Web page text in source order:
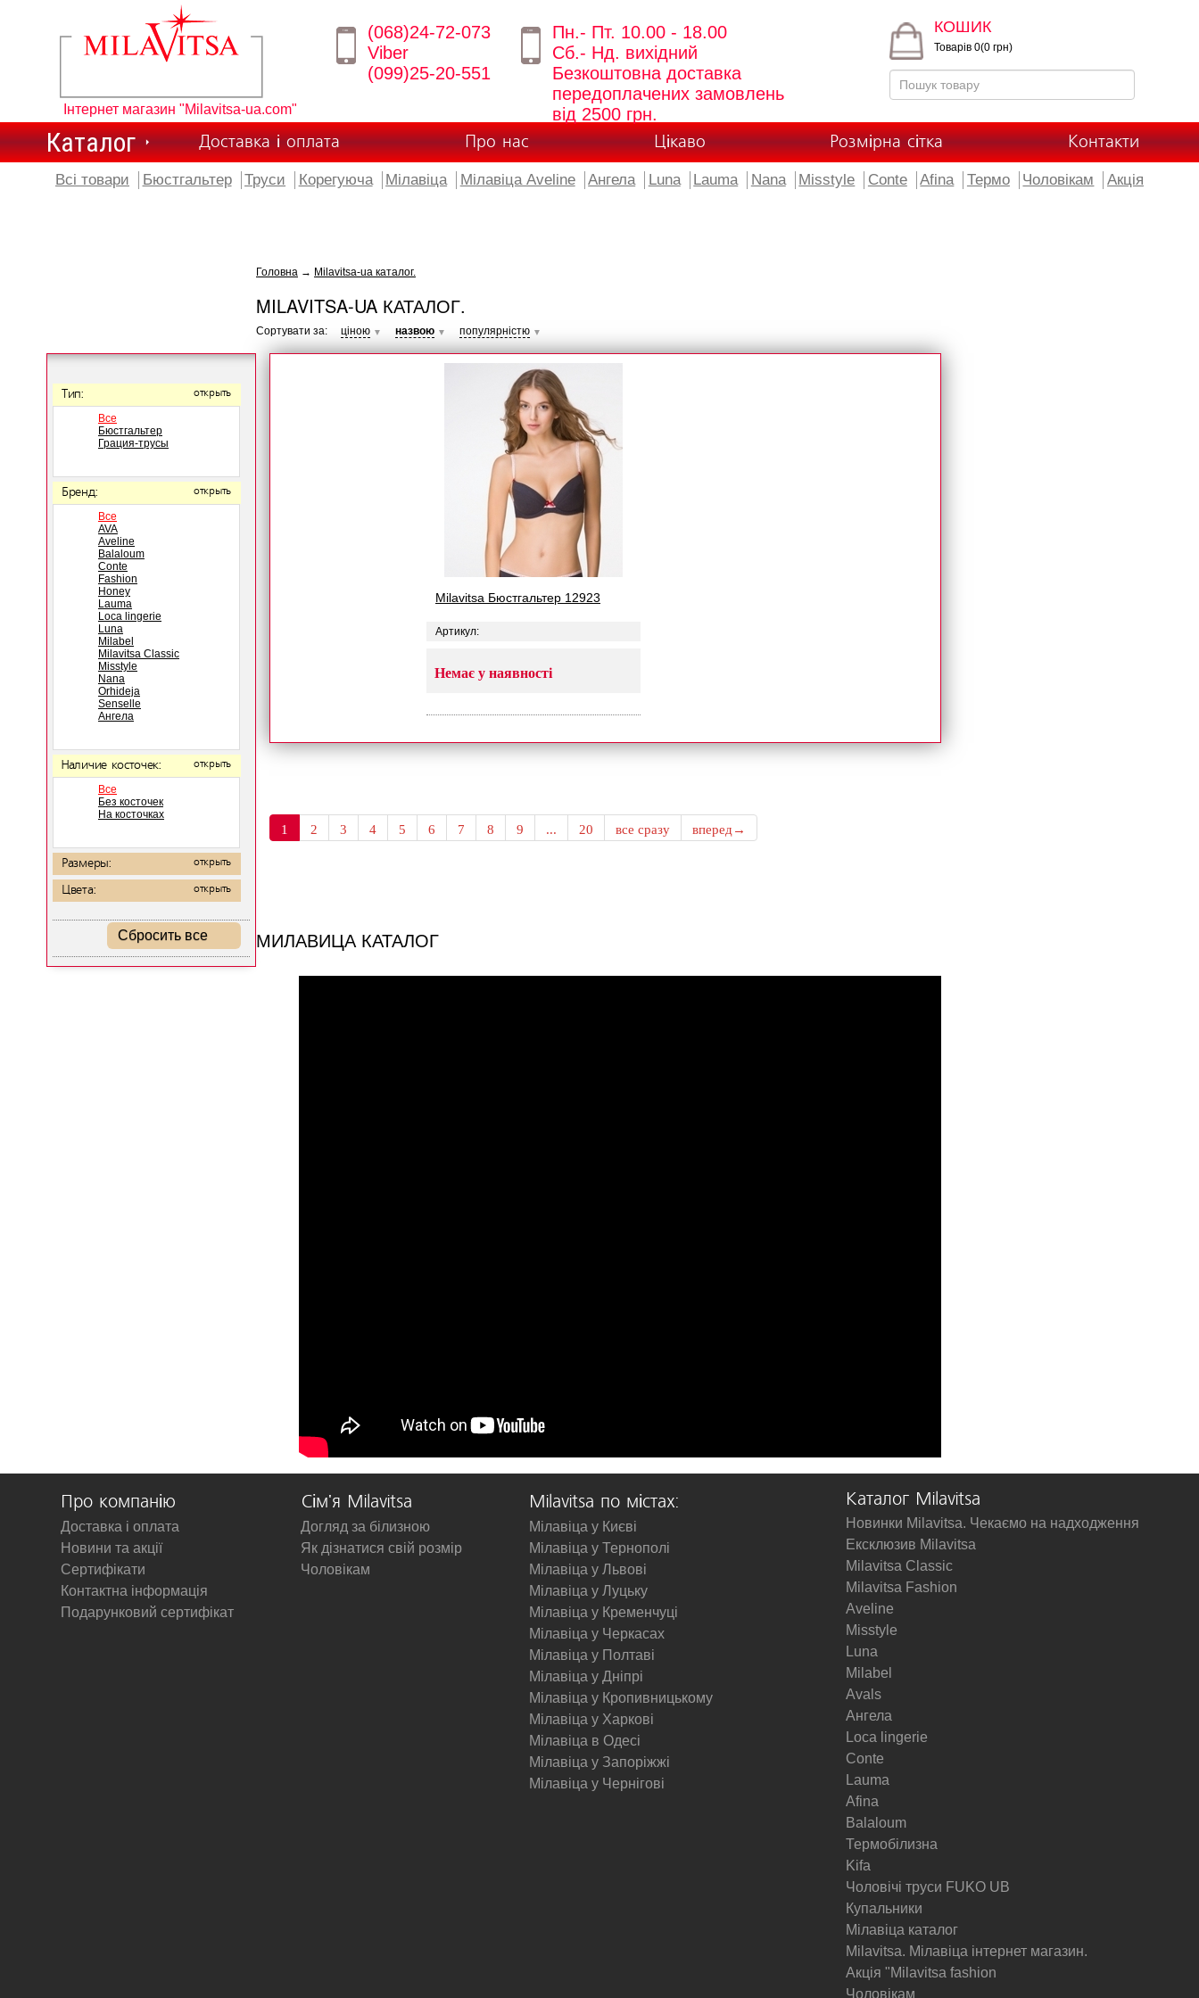
Інтернет магазин "Milavitsa-ua.com"
(068)24-72-073
Viber
(099)25-20-551
Пн.- Пт. 10.00 - 18.00
Сб.- Нд. вихідний
Безкоштовна доставка
передоплачених замовлень
від 2500 грн.
КОШИК
Товарів 0(0 грн)
Каталог Доставка і оплата Про нас Цікаво Розмірна сітка Контакти
Всі товари Бюстгальтер Труси Корегуюча Мілавіца Мілавіца Aveline Ангела Luna Lauma Nana Misstyle Conte Afina Термо Чоловікам Акція
Тип: открыть
Все
Бюстгальтер
Грация-трусы
Бренд: открыть
Все
AVA
Aveline
Balaloum
Conte
Fashion
Honey
Lauma
Loca lingerie
Luna
Milabel
Milavitsa Classic
Misstyle
Nana
Orhideja
Senselle
Ангела
Наличие косточек: открыть
Все
Без косточек
На косточках
Размеры: открыть
Цвета: открыть
Сбросить все
Головна → Milavitsa-ua каталог.
MILAVITSA-UA КАТАЛОГ.
Сортувати за: ціною ▼ назвою ▼ популярністю ▼
Milavitsa Бюстгальтер 12923
Артикул:
Немає у наявності
1 2 3 4 5 6 7 8 9 ... 20 все сразу вперед→
МИЛАВИЦА КАТАЛОГ
Про компанію
Доставка і оплата
Новини та акції
Сертифікати
Контактна інформація
Подарунковий сертифікат
Сім'я Milavitsa
Догляд за білизною
Як дізнатися свій розмір
Чоловікам
Milavitsa по містах:
Мілавіца у Києві
Мілавіца у Тернополі
Мілавіца у Львові
Мілавіца у Луцьку
Мілавіца у Кременчуці
Мілавіца у Черкасах
Мілавіца у Полтаві
Мілавіца у Дніпрі
Мілавіца у Кропивницькому
Мілавіца у Харкові
Мілавіца в Одесі
Мілавіца у Запоріжжі
Мілавіца у Чернігові
Каталог Milavitsa
Новинки Milavitsa. Чекаємо на надходження
Ексклюзив Milavitsa
Milavitsa Classic
Milavitsa Fashion
Aveline
Misstyle
Luna
Milabel
Avals
Ангела
Loca lingerie
Conte
Lauma
Afina
Balaloum
Термобілизна
Kifa
Чоловічі труси FUKO UB
Купальники
Мілавіца каталог
Milavitsa. Мілавіца інтернет магазин.
Акція "Milavitsa fashion
Чоловікам